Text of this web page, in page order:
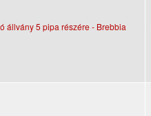
állvány 5 pipa részére - Brebbia